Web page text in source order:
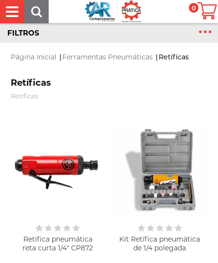
0
Página Inicial | Ferramentas Pneumáticas | Retíficas
FILTROS
Retíficas
Retíficas
Retifica pneumática
reta curta 1/4" CP872
Kit Retífica pneumática
de 1/4 polegada